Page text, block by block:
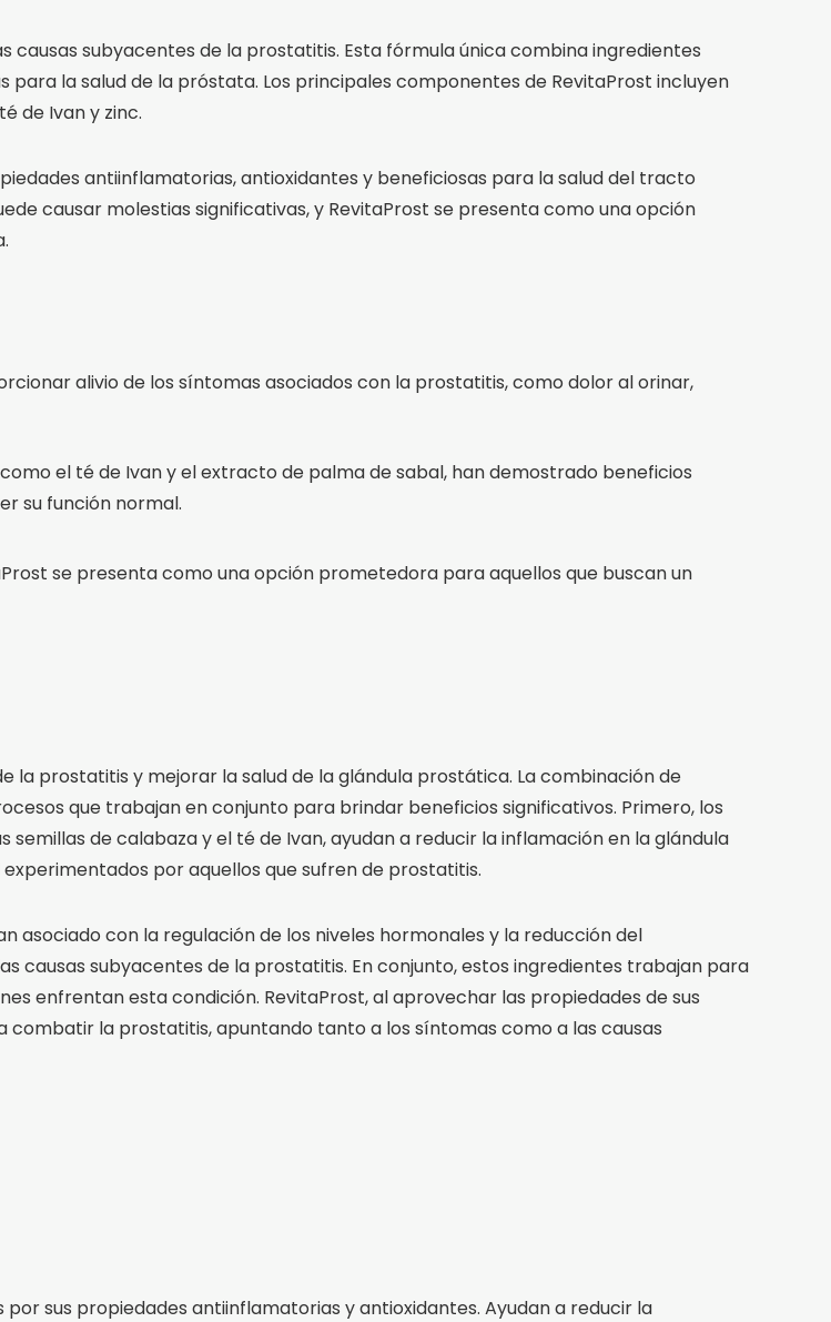
causas subyacentes de la prostatitis. Esta fórmula única combina ingredientes
la salud de la próstata. Los principales componentes de RevitaProst incluyen
de Ivan y zinc.
antiinflamatorias, antioxidantes y beneficiosas para la salud del tracto
causar molestias significativas, y RevitaProst se presenta como una opción
alivio de los síntomas asociados con la prostatitis, como dolor al orinar,
el té de Ivan y el extracto de palma de sabal, han demostrado beneficios
su función normal.
se presenta como una opción prometedora para aquellos que buscan un
prostatitis y mejorar la salud de la glándula prostática. La combinación de
que trabajan en conjunto para brindar beneficios significativos. Primero, los
de calabaza y el té de Ivan, ayudan a reducir la inflamación en la glándula
por aquellos que sufren de prostatitis.
asociado con la regulación de los niveles hormonales y la reducción del
causas subyacentes de la prostatitis. En conjunto, estos ingredientes trabajan para
enfrentan esta condición. RevitaProst, al aprovechar las propiedades de sus
la prostatitis, apuntando tanto a los síntomas como a las causas
sus propiedades antiinflamatorias y antioxidantes. Ayudan a reducir la